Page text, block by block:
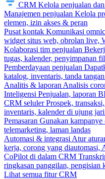
CRM Kelola penjualan
Manajemen penjualan Kelola
elemen, izin akses & peran
Pusat kontak Komunikasi
widget situs web, obrolan live,
Kolaborasi tim penjualan
tugas, kalender, penyimpanan
Pemberdayaan penjualan
katalog, inventaris, tanda
Analitis & laporan Analisis
Inteligensi Penjualan, laporan
CRM seluler Prospek,
inventaris, kalender di ujung
Pemasaran Gunakan
telemarketing, laman landas
Automasi & integrasi Atur
kerja, corong yang diautomasi,
CoPilot di dalam CRM
ringkasan panggilan, pengisian
Lihat semua fitur CRM